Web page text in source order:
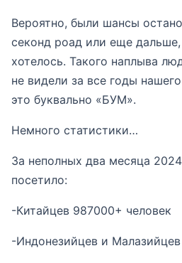
Вероятно, были шансы
секонд роад или еще
хотелось. Такого наплыва
не видели за все годы
это буквально «БУМ».
Немного статистики…
За неполных два месяца
посетило:
-Китайцев 987000+ человек
-Индонезийцев и